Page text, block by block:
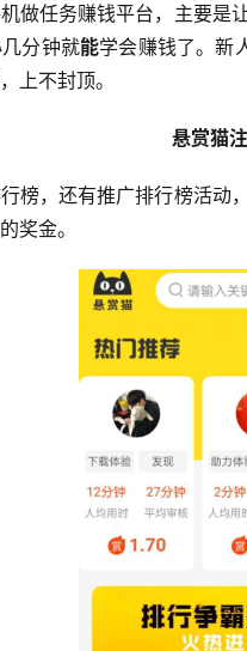
做任务赚钱平台，主要是
分钟就能学会赚钱了。新
上不封顶。
悬赏猫注
榜，还有推广排行榜活动
奖金。